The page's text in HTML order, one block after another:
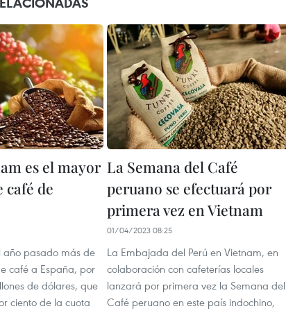
es el mayor
café de
año pasado más de
café a España, por
de dólares, que
ciento de la cuota
La Semana del Café
peruano se efectuará por
primera vez en Vietnam
01/04/2023 08:25
La Embajada del Perú en Vietnam, en
colaboración con cafeterías locales
lanzará por primera vez la Semana del
Café peruano en este país indochino,